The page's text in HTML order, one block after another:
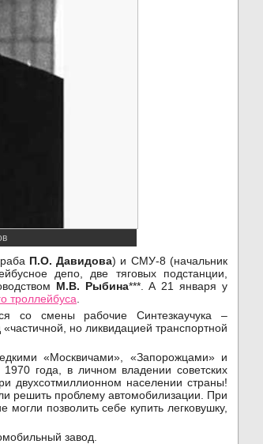
П.О. Давидова) и СМУ-8 (начальник
депо, две тяговых подстанции,
М.В. Рыбина***. А 21 января у
троллейбуса
со смены рабочие Синтезкаучука –
но ликвидацией транспортной
«Москвичами», «Запорожцами» и
года, в личном владении советских
двухсотмиллионном населении страны!
решить проблему автомобилизации. При
позволить себе купить легковушку,
завод.